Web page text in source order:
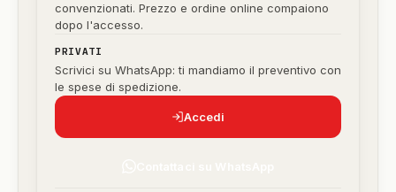
convenzionati. Prezzo e ordine online compaiono
dopo l'accesso.
PRIVATI
Scrivici su WhatsApp: ti mandiamo il preventivo con
le spese di spedizione.
Accedi